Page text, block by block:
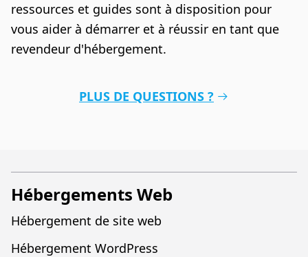
ressources et guides sont à disposition pour
vous aider à démarrer et à réussir en tant que
revendeur d'hébergement.
PLUS DE QUESTIONS ?
Hébergements Web
Hébergement de site web
Hébergement WordPress